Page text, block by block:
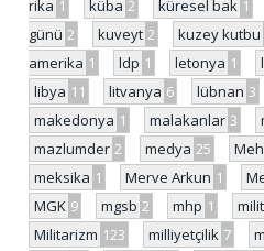
rika 1 küba 2 küresel bak 1
günü 2 kuveyt 2 kuzey kutbu
amerika 1 ldp 1 letonya 1
libya 11 litvanya 6 lübnan 3
makedonya 1 malakanlar 3
mazlumder 2 medya 25
meksika 1 Merve Arkun 1
MGK 9 mgsb 2 mhp 1
Militarizm 123 milliyetçilik 7